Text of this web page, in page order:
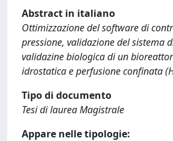
Abstract in italiano
Ottimizzazione del software di
pressione, validazione del sistema
validazine biologica di un
idrostatica e perfusione confinata
Tipo di documento
Tesi di laurea Magistrale
Appare nelle tipologie: